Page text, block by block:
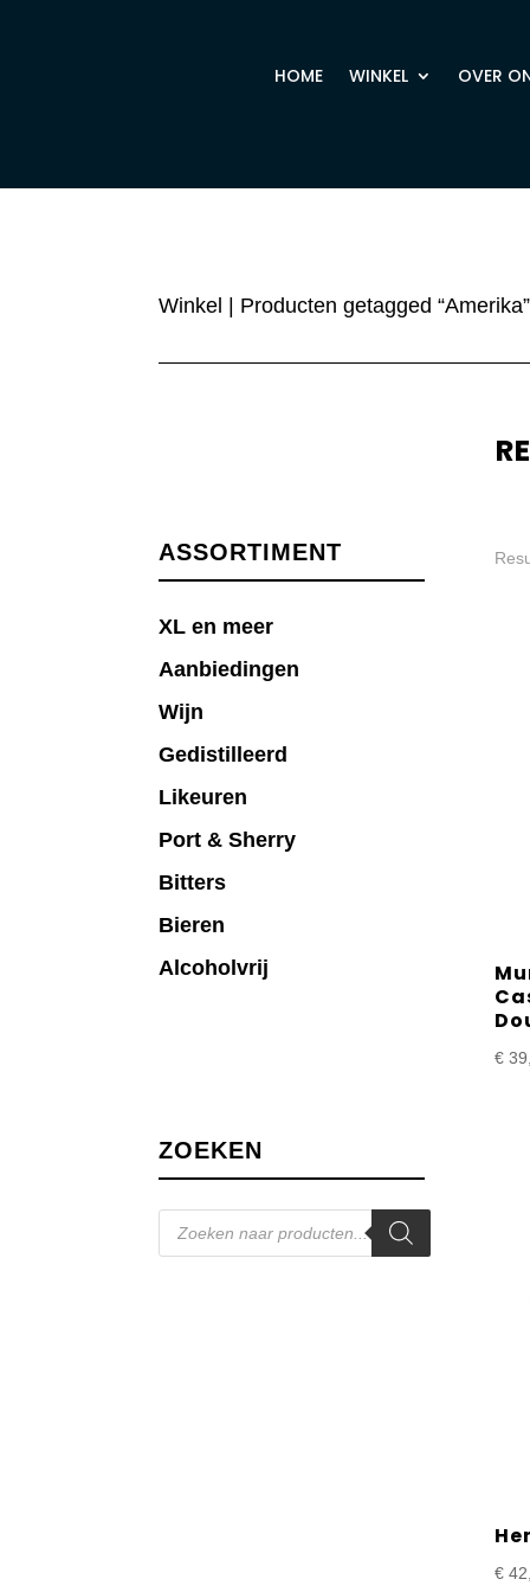
HOME WINKEL OVER
Winkel | Producten getagged “Amerika”
ASSORTIMENT
XL en meer
Aanbiedingen
Wijn
Gedistilleerd
Likeuren
Port & Sherry
Bitters
Bieren
Alcoholvrij
ZOEKEN
Producten
zoeken
€
€